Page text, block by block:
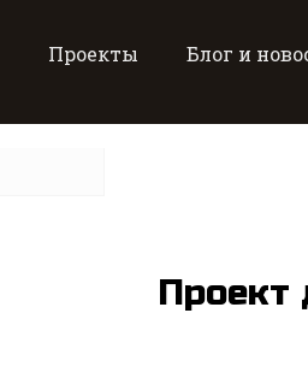
Проекты Блог и
Проект